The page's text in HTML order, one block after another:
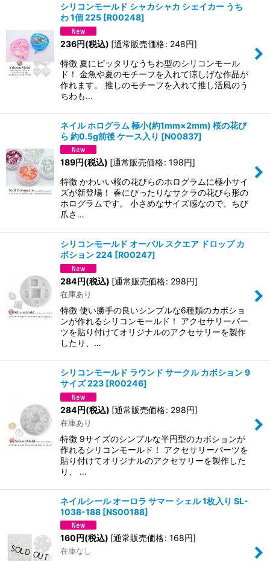
シリコンモールド シャカシャカ シェイカー うち
わ 1個 225 [R00248]
236円(税込) [通常販売価格: 248円]
特徴 夏にピッタリなうちわ型のシリコンモール
ド！ 金魚や夏のモチーフを入れて涼しげな作品が
作れます。 推しのモチーフを入れて推し活風のう
ちわも…
ネイル ホログラム 極小(約1mm×2mm) 桜の花び
ら 約0.5g前後 ケース入り [N00837]
189円(税込) [通常販売価格: 198円]
特徴 かわいい桜の花びらのホログラムに極小サイ
ズが新登場！ 春にぴったりなサクラの花びら形の
ホログラムです。 小さめなサイズ感なので、ちび
爪さ…
シリコンモールド オーバル スクエア ドロップ カ
ボション 224 [R00247]
284円(税込) [通常販売価格: 298円]
在庫あり
特徴 使い勝手の良いシンプルな6種類のカボショ
ンが作れるシリコンモールド！ アクセサリーパー
ツを貼り付けてオリジナルのアクセサリーを製作
したり、…
シリコンモールド ラウンド サークル カボション 9
サイズ 223 [R00246]
284円(税込) [通常販売価格: 298円]
在庫あり
特徴 9サイズのシンプルな半円型のカボションが
作れるシリコンモールド！ アクセサリーパーツを
貼り付けてオリジナルのアクセサリーを製作した
り、 …
ネイルシール オーロラ サマー シェル 1枚入り SL-
1038-188 [NS00188]
160円(税込) [通常販売価格: 168円]
在庫なし